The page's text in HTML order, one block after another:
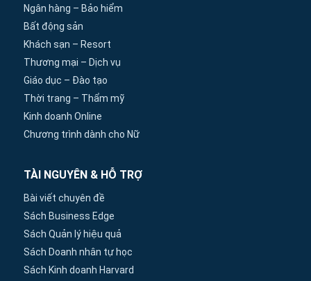
Ngân hàng – Bảo hiểm
Bất động sản
Khách sạn – Resort
Thương mại – Dịch vụ
Giáo dục – Đào tạo
Thời trang – Thẩm mỹ
Kinh doanh Online
Chương trình dành cho Nữ
TÀI NGUYÊN & HỖ TRỢ
Bài viết chuyên đề
Sách Business Edge
Sách Quản lý hiệu quả
Sách Doanh nhân tự học
Sách Kinh doanh Harvard